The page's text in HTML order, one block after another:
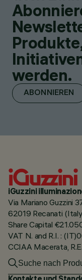
werden.
ABONNIEREN
iGuzzini
Via Mariano Guzzini
62019 Recanati
Share Capital
VAT N. and R.I. :
CCIAA Macerata,